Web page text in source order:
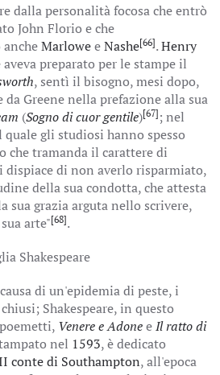
dalla personalità focosa che entrò
John Florio e che
MarloweeNashe[66].Henry
preparato per le stampe il
, sentì il bisogno, mesi dopo,
Greene nella prefazione alla sua
(Sogno di cuor gentile)[67] ; nel
gli studiosi hanno spesso
che tramanda il carattere di
dispiace di non averlo risparmiato,
della sua condotta, che attesta
sua grazia arguta nello scrivere,
arte"[68].
Shakespeare
di un'epidemia di peste, i
Shakespeare, in questo
Venere e AdoneeIl ratto di
nel 1593, è dedicato
conte di Southampton, all'epoca